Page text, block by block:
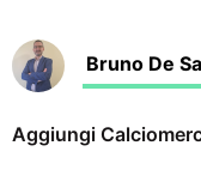
Bruno De
Aggiungi